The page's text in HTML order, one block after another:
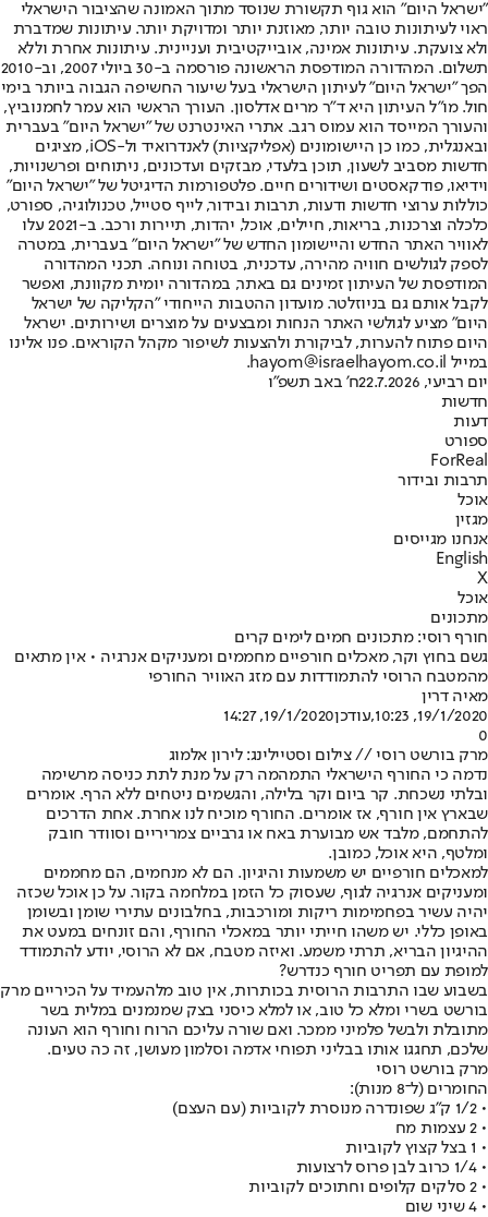
"ישראל היום" הוא גוף תקשורת שנוסד מתוך האמונה שהציבור הישראלי
ראוי לעיתונות טובה יותר, מאוזנת יותר ומדויקת יותר. עיתונות שמדברת
ולא צועקת. עיתונות אמינה, אובייקטיבית ועניינית. עיתונות אחרת וללא
תשלום. המהדורה המודפסת הראשונה פורסמה ב-30 ביולי 2007, וב-2010
הפך "ישראל היום" לעיתון הישראלי בעל שיעור החשיפה הגבוה ביותר בימי
חול. מו"ל העיתון היא ד"ר מרים אדלסון. העורך הראשי הוא עמר לחמנוביץ,
והעורך המייסד הוא עמוס רגב. אתרי האינטרנט של "ישראל היום" בעברית
ובאנגלית, כמו כן היישומונים (אפליקציות) לאנדרואיד ול-iOS, מציגים
חדשות מסביב לשעון, תוכן בלעדי, מבזקים ועדכונים, ניתוחים ופרשנויות,
וידיאו, פודקאסטים ושידורים חיים. פלטפורמות הדיגיטל של "ישראל היום"
כוללות ערוצי חדשות ודעות, תרבות ובידור, לייף סטייל, טכנולוגיה, ספורט,
כלכלה וצרכנות, בריאות, חיילים, אוכל, יהדות, תיירות ורכב. ב-2021 עלו
לאוויר האתר החדש והיישומון החדש של "ישראל היום" בעברית, במטרה
לספק לגולשים חוויה מהירה, עדכנית, בטוחה ונוחה. תכני המהדורה
המודפסת של העיתון זמינים גם באתר, במהדורה יומית מקוונת, ואפשר
לקבל אותם גם בניוזלטר. מועדון ההטבות הייחודי "הקליקה של ישראל
היום" מציע לגולשי האתר הנחות ומבצעים על מוצרים ושירותים. ישראל
היום פתוח להערות, לביקורת ולהצעות לשיפור מקהל הקוראים. פנו אלינו
במייל hayom@israelhayom.co.il.
יום רביעי, 22.7.2026
ח' באב תשפ"ו
חדשות
דעות
ספורט
ForReal
תרבות ובידור
אוכל
מגזין
אנחנו מגייסים
English
X
אוכל
מתכונים
חורף רוסי: מתכונים חמים לימים קרים
גשם בחוץ וקר, מאכלים חורפיים מחממים ומעניקים אנרגיה • אין מתאים
מהמטבח הרוסי להתמודדות עם מזג האוויר החורפי
מאיה דרין
19/1/2020, 10:23
,עודכן19/1/2020, 14:27
0
מרק בורשט רוסי // צילום וסטיילינג: לירון אלמוג
נדמה כי החורף הישראלי התמהמה רק על מנת לתת כניסה מרשימה
ובלתי נשכחת. קר ביום וקר בלילה, והגשמים ניטחים ללא הרף. אומרים
שבארץ אין חורף, אז אומרים. החורף מוכיח לנו אחרת. אחת הדרכים
להתחמם, מלבד אש מבוערת באח או גרביים צמריריים וסוודר חובק
ומלטף, היא אוכל, כמובן.
למאכלים חורפיים יש משמעות והיגיון. הם לא מנחמים, הם מחממים
ומעניקים אנרגיה לגוף, שעסוק כל הזמן במלחמה בקור. על כן אוכל שכזה
יהיה עשיר בפחמימות ריקות ומורכבות, בחלבונים עתירי שומן ובשומן
באופן כללי. יש משהו חייתי יותר במאכלי החורף, והם זונחים במעט את
ההיגיון הבריא, תרתי משמע. ואיזה מטבח, אם לא הרוסי, יודע להתמודד
למופת עם תפריט חורף כנדרש?
בשבוע שבו התרבות הרוסית בכותרות, אין טוב מלהעמיד על הכיריים מרק
בורשט בשרי ומלא כל טוב, או למלא כיסני בצק שמנמנים במלית בשר
מתובלת ולבשל פלמיני ממכר. ואם שורה עליכם הרוח וחורף הוא העונה
שלכם, תחגגו אותו בבליני תפוחי אדמה וסלמון מעושן, זה כה טעים.
מרק בורשט רוסי
החומרים (ל־8 מנות):
• 1/2 ק"ג שפונדרה מנוסרת לקוביות (עם העצם)
• 2 עצמות מח
• 1 בצל קצוץ לקוביות
• 1/4 כרוב לבן פרוס לרצועות
• 2 סלקים קלופים וחתוכים לקוביות
• 4 שיני שום